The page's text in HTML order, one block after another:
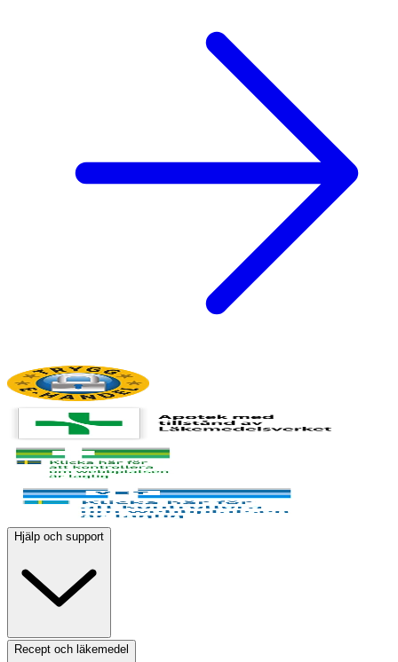
Hjälp och support
Recept och läkemedel